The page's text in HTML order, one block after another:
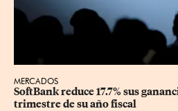
MERCADOS
SoftBank reduce 17.7% sus
trimestre de su año fiscal